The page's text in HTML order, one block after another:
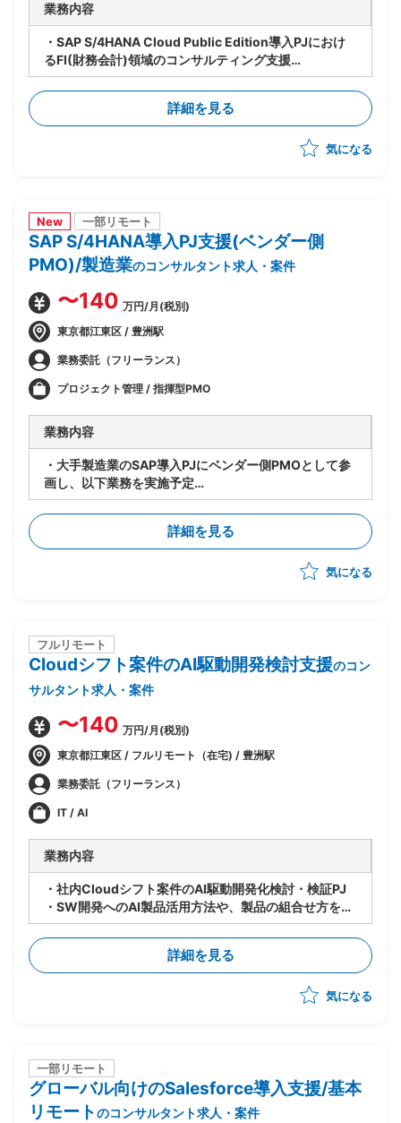
業務内容
・SAP S/4HANA Cloud Public Edition導入PJにおけ
るFI(財務会計)領域のコンサルティング支援
・ベンダー側、SAPコンサルタントポジション
・財務会計管理および決算処理に関するコンサルティン
・固定資産管理、建設仮勘定領域の要件定義、設計支援
・SD、MM、FICOモジュール間の連携要件整理、調整
詳細を見る
気になる
New 一部リモート
SAP S/4HANA導入PJ支援(ベンダー側
PMO)/製造業のコンサルタント求人・案件
〜140 万円/月(税別)
東京都江東区 / 豊洲駅
業務委託（フリーランス）
プロジェクト管理 / 指揮型PMO
業務内容
・大手製造業のSAP導入PJにベンダー側PMOとして参
画し、以下業務を実施予定
・PJ規模は500人月以上
-進捗/品質/課題管理
-リカバリー時の要因分析/リカバリープランの策定
-各種ドキュメントの作成
詳細を見る
気になる
フルリモート
Cloudシフト案件のAI駆動開発検討支援のコン
サルタント求人・案件
〜140 万円/月(税別)
東京都江東区 / フルリモート（在宅) / 豊洲駅
業務委託（フリーランス）
IT / AI
業務内容
・社内Cloudシフト案件のAI駆動開発化検討・検証PJ
・SW開発へのAI製品活用方法や、製品の組合せ方を検
討し、PJへのスキルトランスファーを推進
・9〜10月：ASTRAReq×GitLab Duoでの設計手順検
討・作成、概算見積もり根拠数値の収集の実施
・11〜1月：見積もり精度向上のための追加検証を実施
詳細を見る
気になる
一部リモート
グローバル向けのSalesforce導入支援/基本
リモートのコンサルタント求人・案件